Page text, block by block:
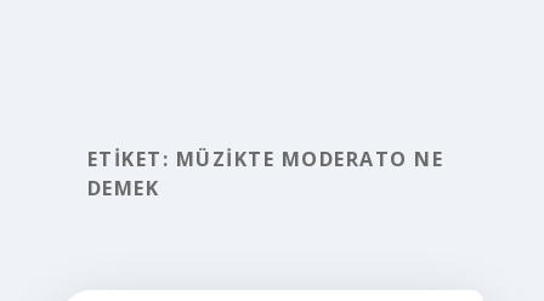
ETIKET: MÜZIKTE MODERATO NE
DEMEK